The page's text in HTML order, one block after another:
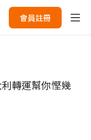
會員註冊
轉運幫你慳幾